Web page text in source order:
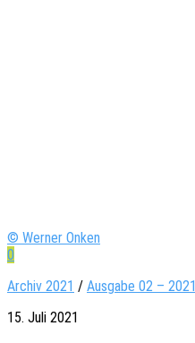
© Werner Onken
0
Archiv 2021 / Ausgabe 02 – 2021
15. Juli 2021